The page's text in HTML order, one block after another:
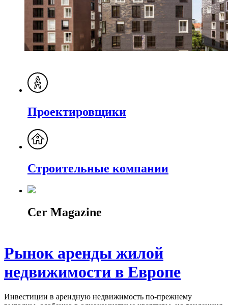
Проектировщики
Строительные компании
Cer Magazine
Рынок аренды жилой
недвижимости в Европе
Инвестиции в арендную недвижимость по-прежнему